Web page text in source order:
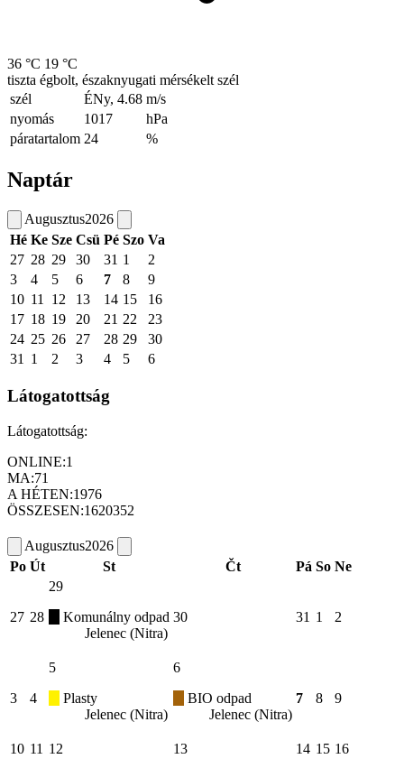
36 °C 19 °C
tiszta égbolt, északnyugati mérsékelt szél
szél
ÉNy, 4.68 m/s
nyomás
1017
hPa
páratartalom 24 %
Naptár
Augusztus2026
Hé Ke Sze Csü Pé Szo Va
27 28 29 30 31 1
2
3
4 5 6 7 8
9
10 11 12 13 14 15
16
17 18 19 20 21 22
23
24 25 26 27 28 29
30
31
1 2 3 4 5 6
Látogatottság
Látogatottság:
ONLINE:1
MA:71
A HÉTEN:1976
ÖSSZESEN:1620352
Augusztus2026
Po Út St Čt Pá So Ne
27 28
29
Komunálny odpad
Jelenec (Nitra)
30 31 1 2
3 4
5
Plasty
Jelenec (Nitra)
6
BIO odpad
Jelenec (Nitra)
7 8 9
10 11 12 13 14 15 16